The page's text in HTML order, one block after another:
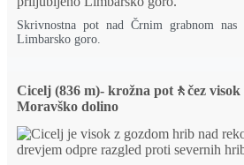
Skrivnostna pot nad Črnim grabnom
Limbarsko goro.
Cicelj (836 m)- krožna pot🚶čez
Moravško dolino